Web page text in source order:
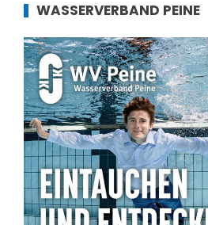
WASSERVERBAND PEINE